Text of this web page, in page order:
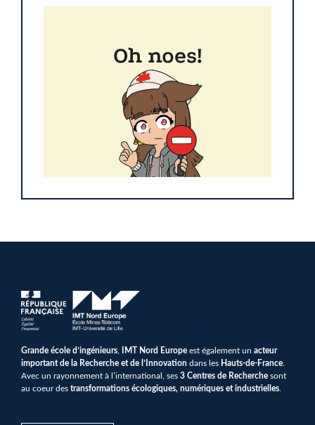
Grande école d’ingénieurs IMT Nord Europe est également un acteur
important de la Recherche et de l’Innovation dans les Hauts-de-France
Avec un rayonnement à l’international, ses 3 Centres de Recherche sont
au coeur des transformations écologiques, numériques et industrielles